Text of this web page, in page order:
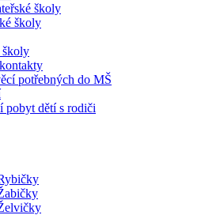
školy
školy
školy
potřebných do MŠ
pobyt dětí s rodiči